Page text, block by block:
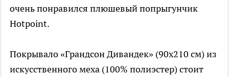
очень понравился плюшевый попрыгунчик
Hotpoint.
Покрывало «Грандсон Дивандек» (90х210 см) из
искусственного меха (100% полиэстер) стоит